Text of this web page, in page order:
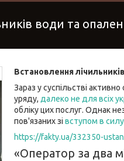
води та
Встановлення
Зараз у суспільстві
уряду, далеко не для всіх
обліку цих послуг. Однак
пов'язаних зі вступом в
https://fakty.ua/332350-
«Оператор за два